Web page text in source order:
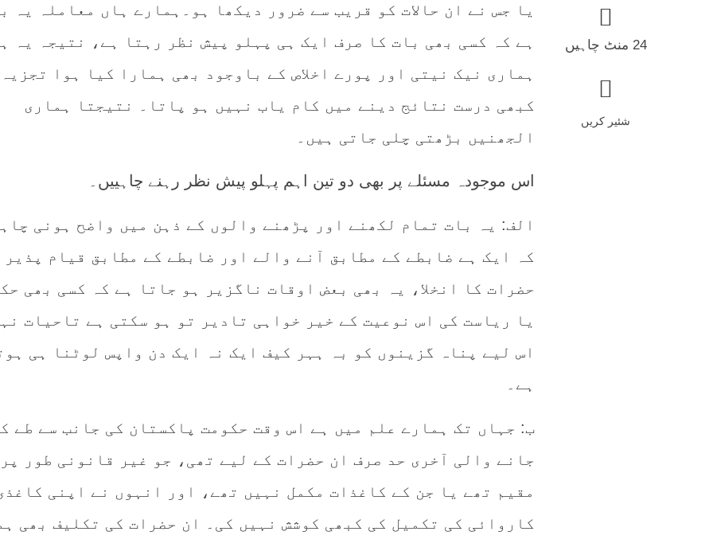
24 منٹ چاہیں
شئیر کریں
یا جس نے ان حالات کو قریب سے ضرور دیکھا ہو۔ہمارے ہاں معاملہ یہ
ہے کہ کسی بھی بات کا صرف ایک ہی پہلو پیش نظر رہتا ہے، نتیجہ یہ
ہماری نیک نیتی اور پورے اخلاص کے باوجود بھی ہمارا کیا ہوا تجزیہ
کبھی درست نتائج دینے میں کام یاب نہیں ہو پاتا۔ نتیجتا ہماری
الجھنیں بڑھتی چلی جاتی ہیں۔
اس موجودہ مسئلے پر بھی دو تین اہم پہلو پیش نظر رہنے چاہییں۔
الف: یہ بات تمام لکھنے اور پڑھنے والوں کے ذہن میں واضح ہونی
کہ ایک ہے ضابطے کے مطابق آنے والے اور ضابطے کے مطابق قیام پذیر
حضرات کا انخلا، یہ بھی بعض اوقات ناگزیر ہو جاتا ہے کہ کسی بھی
یا ریاست کی اس نوعیت کے خیر خواہی تادیر تو ہو سکتی ہے تاحیات
اس لیے پناہ گزینوں کو بہ ہہر کیف ایک نہ ایک دن واپس لوٹنا ہی
ہے۔
ب: جہاں تک ہمارے علم میں ہے اس وقت حکومت پاکستان کی جانب سے طے
جانے والی آخری حد صرف ان حضرات کے لیے تھی، جو غیر قانونی طور پر
مقیم تھے یا جن کے کاغذات مکمل نہیں تھے، اور انہوں نے اپنی
کاروائی کی تکمیل کی کبھی کوشش نہیں کی۔ ان حضرات کی تکلیف بھی